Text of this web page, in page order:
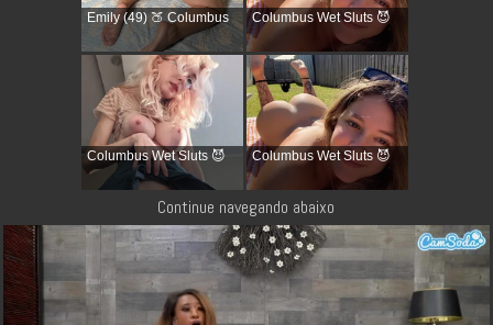
Emily (49) 🍑 Columbus Columbus Wet Sluts 😈
Columbus Wet Sluts 😈 Columbus Wet Sluts 😈
Continue navegando abaixo